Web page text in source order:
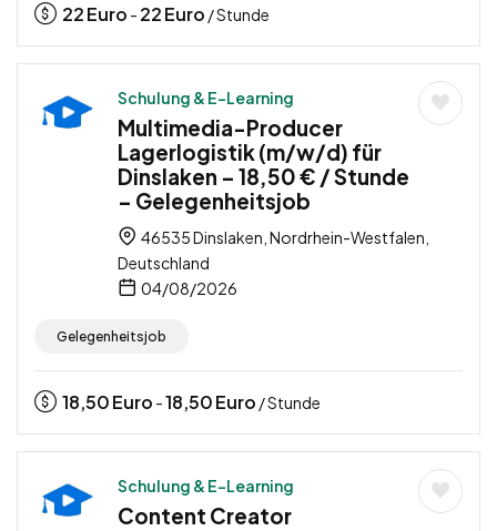
22Euro - 22Euro / Stunde
Schulung & E-Learning
Multimedia-Producer
Lagerlogistik (m/w/d) für
Dinslaken – 18,50 € / Stunde
– Gelegenheitsjob
46535 Dinslaken, Nordrhein-Westfalen,
Deutschland
04/08/2026
Gelegenheitsjob
18,50Euro -18,50Euro / Stunde
Schulung & E-Learning
Content Creator